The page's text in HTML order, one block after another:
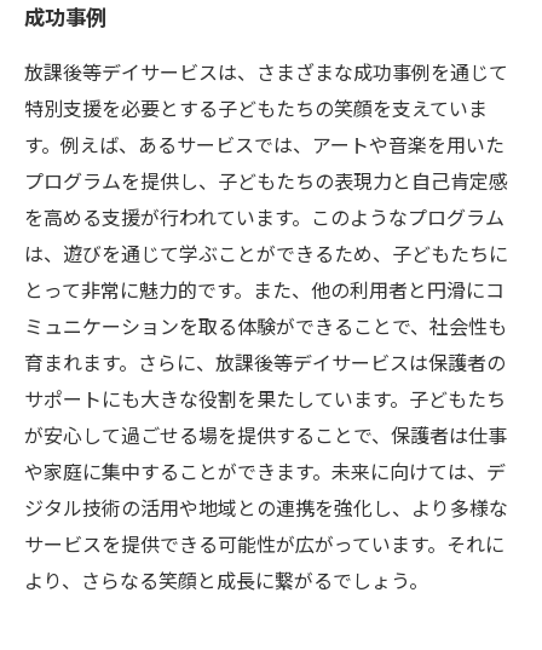
成功事例
放課後等デイサービスは、さまざまな成功事例を通じて
特別支援を必要とする子どもたちの笑顔を支えていま
す。例えば、あるサービスでは、アートや音楽を用いた
プログラムを提供し、子どもたちの表現力と自己肯定感
を高める支援が行われています。このようなプログラム
は、遊びを通じて学ぶことができるため、子どもたちに
とって非常に魅力的です。また、他の利用者と円滑にコ
ミュニケーションを取る体験ができることで、社会性も
育まれます。さらに、放課後等デイサービスは保護者の
サポートにも大きな役割を果たしています。子どもたち
が安心して過ごせる場を提供することで、保護者は仕事
や家庭に集中することができます。未来に向けては、デ
ジタル技術の活用や地域との連携を強化し、より多様な
サービスを提供できる可能性が広がっています。それに
より、さらなる笑顔と成長に繋がるでしょう。